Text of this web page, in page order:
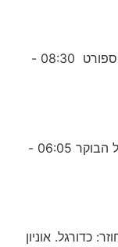
07:00 - חדשות הספורט 07:45 - חדשות הספורט 08:30 -
מבזק 06:00 - 06:05 מבזק. שידור חי. ישראל הבוקר 06:05 -
06:00 - 07:50 שידור חוזר: כדורגל. אוניון